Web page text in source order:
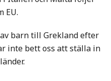
EU.
barn till Grekland efter
inte bett oss att ställa in